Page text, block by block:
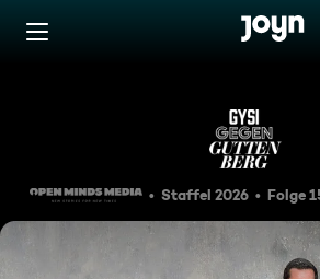
Ist die
Staffel 2026 Folge